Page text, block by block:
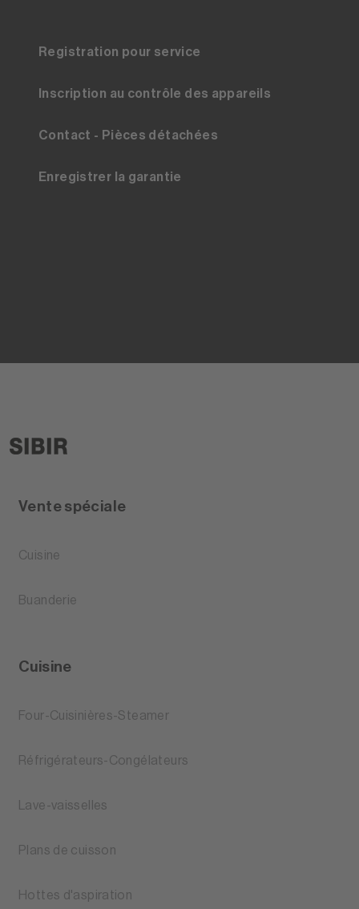
Registration pour service
Inscription au contrôle des appareils
Contact - Pièces détachées
Enregistrer la garantie
Vente spéciale
Cuisine
Buanderie
Cuisine
Four-Cuisinières-Steamer
Réfrigérateurs-Congélateurs
Lave-vaisselles
Plans de cuisson
Hottes d'aspiration